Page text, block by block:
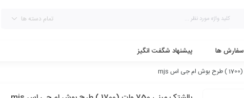
تمام دسته ها
سفارش ها پیشنهاد شگفت انگیز